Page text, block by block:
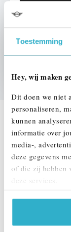
Toestemming
Hey, wij maken
Dit doen we niet
personaliseren,
kunnen
informatie over
media-,
deze gegevens
of die zij hebben
deze services.
DEZE ZIJN